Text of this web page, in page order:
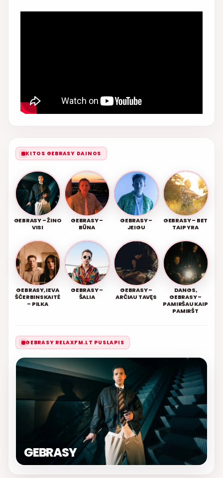
KITOS GEBRASY DAINOS
GEBRASY – ŽINO
VISI
GEBRASY –
BŪNA
GEBRASY –
JEIGU
GEBRASY – BET
TAIP YRA
GEBRASY, IEVA
ŠČERBINSKAITĖ
– PILKA
GEBRASY –
ŠALIA
GEBRASY –
ARČIAU TAVĘS
DANGS,
GEBRASY –
PAMIRŠAU KAIP
PAMIRŠT
GEBRASY RELAXFM.LT PUSLAPIS
GEBRASY